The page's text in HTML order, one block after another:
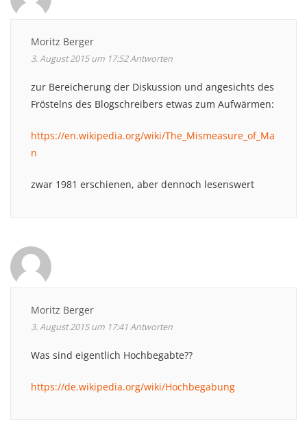
Moritz Berger
3. August 2015 um 17:52Antworten
zur Bereicherung der Diskussion und angesichts des
Fröstelns des Blogschreibers etwas zum Aufwärmen:
https://en.wikipedia.org/wiki/The_Mismeasure_of_Ma
n
zwar 1981 erschienen, aber dennoch lesenswert
Moritz Berger
3. August 2015 um 17:41Antworten
Was sind eigentlich Hochbegabte??
https://de.wikipedia.org/wiki/Hochbegabung